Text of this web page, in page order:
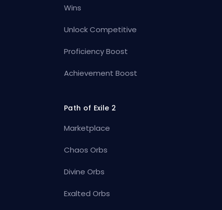
Wins
Unlock Competitive
Proficiency Boost
Achievement Boost
Path of Exile 2
Marketplace
Chaos Orbs
Divine Orbs
Exalted Orbs